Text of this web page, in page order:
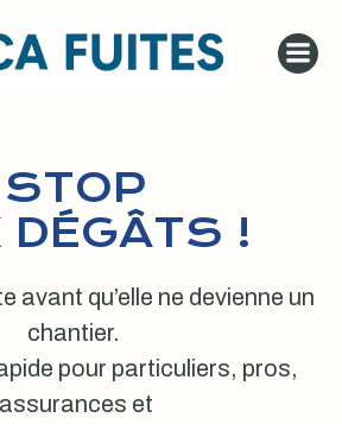
au
contenu
STOP
DÉGÂTS !
avant qu’elle ne devienne un
chantier.
pour particuliers, pros,
assurances et